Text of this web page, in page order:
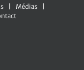
Médias